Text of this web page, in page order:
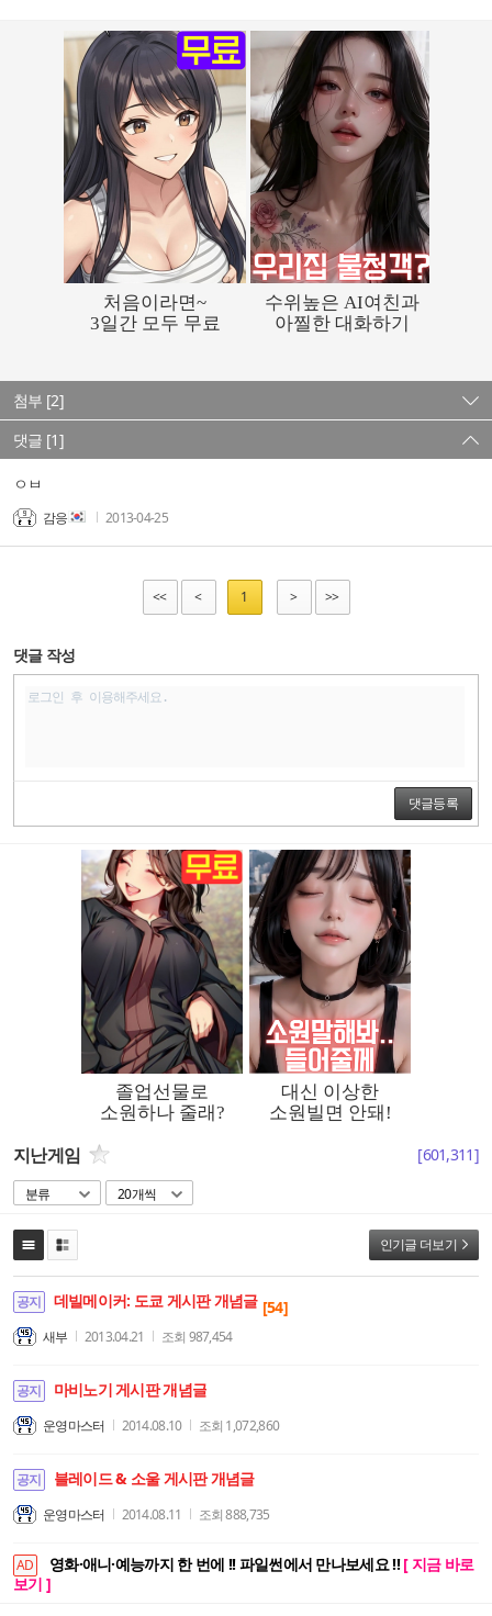
첨부 [2]
댓글 [1]
ㅇㅂ
감응 2013-04-25
<< < 1 > >>
댓글 작성
댓글등록
지난게임 [601,311]
분류 20개씩
인기글 더보기
공지 데빌메이커: 도쿄 게시판 개념글 [54]
새부 2013.04.21 조회 987,454
공지 마비노기 게시판 개념글
운영마스터 2014.08.10 조회 1,072,860
공지 블레이드 & 소울 게시판 개념글
운영마스터 2014.08.11 조회888,735
AD 영화·애니·예능까지 한 번에 !! 파일썬에서 만나보세요 !! [ 지금 바로
보기 ]